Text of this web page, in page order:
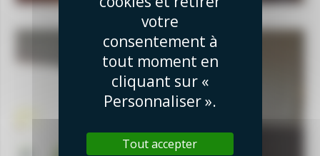
votre
consentement à
tout moment en
cliquant sur «
Personnaliser ».
Tout accepter